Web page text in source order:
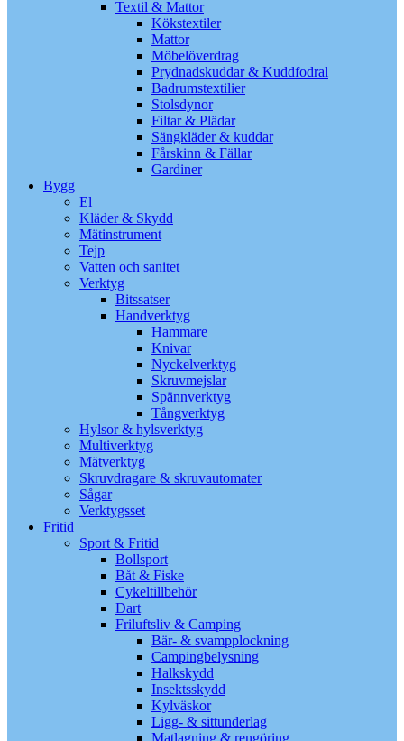
Textil & Mattor
Kökstextiler
Mattor
Möbelöverdrag
Prydnadskuddar & Kuddfodral
Badrumstextilier
Stolsdynor
Filtar & Plädar
Sängkläder & kuddar
Fårskinn & Fällar
Gardiner
Bygg
El
Kläder & Skydd
Mätinstrument
Tejp
Vatten och sanitet
Verktyg
Bitssatser
Handverktyg
Hammare
Knivar
Nyckelverktyg
Skruvmejslar
Spännverktyg
Tångverktyg
Hylsor & hylsverktyg
Multiverktyg
Mätverktyg
Skruvdragare & skruvautomater
Sågar
Verktygsset
Fritid
Sport & Fritid
Bollsport
Båt & Fiske
Cykeltillbehör
Dart
Friluftsliv & Camping
Bär- & svampplockning
Campingbelysning
Halkskydd
Insektsskydd
Kylväskor
Ligg- & sittunderlag
Matlagning & rengöring